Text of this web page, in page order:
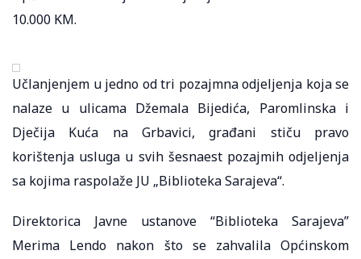
10.000 KM.
Učlanjenjem u jedno od tri pozajmna odjeljenja koja se
nalaze u ulicama Džemala Bijedića, Paromlinska i
Dječija Kuća na Grbavici, građani stiču pravo
korištenja usluga u svih šesnaest pozajmih odjeljenja
sa kojima raspolaže JU „Biblioteka Sarajeva“.
Direktorica Javne ustanove “Biblioteka Sarajeva”
Merima Lendo nakon što se zahvalila Općinskom